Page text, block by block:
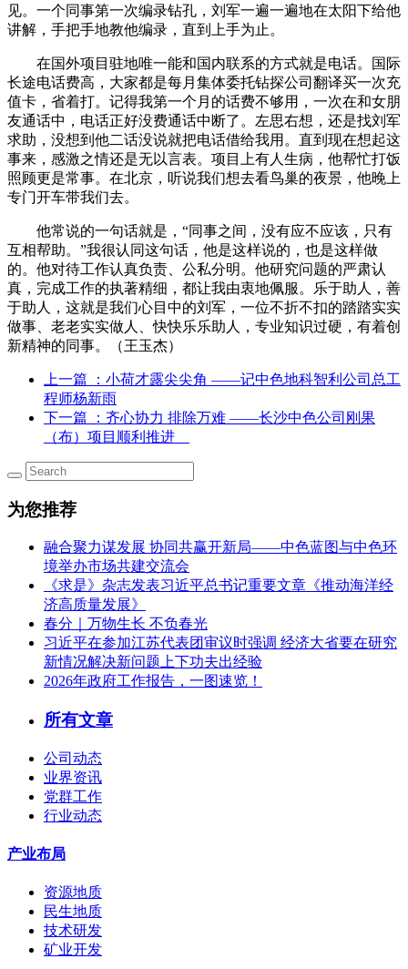
见。一个同事第一次编录钻孔，刘军一遍一遍地在太阳下给他
讲解，手把手地教他编录，直到上手为止。
在国外项目驻地唯一能和国内联系的方式就是电话。国际
长途电话费高，大家都是每月集体委托钻探公司翻译买一次充
值卡，省着打。记得我第一个月的话费不够用，一次在和女朋
友通话中，电话正好没费通话中断了。左思右想，还是找刘军
求助，没想到他二话没说就把电话借给我用。直到现在想起这
事来，感激之情还是无以言表。项目上有人生病，他帮忙打饭
照顾更是常事。在北京，听说我们想去看鸟巢的夜景，他晚上
专门开车带我们去。
他常说的一句话就是，“同事之间，没有应不应该，只有
互相帮助。”我很认同这句话，他是这样说的，也是这样做
的。他对待工作认真负责、公私分明。他研究问题的严肃认
真，完成工作的执著精细，都让我由衷地佩服。乐于助人，善
于助人，这就是我们心目中的刘军，一位不折不扣的踏踏实实
做事、老老实实做人、快快乐乐助人，专业知识过硬，有着创
新精神的同事。（王玉杰）
上一篇
：小荷才露尖尖角 ——记中色地科智利公司总工
程师杨新雨
下一篇
：齐心协力 排除万难 ——长沙中色公司刚果
（布）项目顺利推进
为您推荐
融合聚力谋发展 协同共赢开新局——中色蓝图与中色环
境举办市场共建交流会
《求是》杂志发表习近平总书记重要文章《推动海洋经
济高质量发展》
春分｜万物生长 不负春光
习近平在参加江苏代表团审议时强调 经济大省要在研究
新情况解决新问题上下功夫出经验
2026年政府工作报告，一图速览！
所有文章
公司动态
业界资讯
党群工作
行业动态
产业布局
资源地质
民生地质
技术研发
矿业开发